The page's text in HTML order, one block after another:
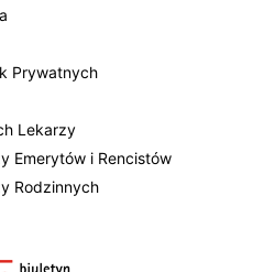
Prywatnych
Lekarzy
Emerytów i Rencistów
Rodzinnych